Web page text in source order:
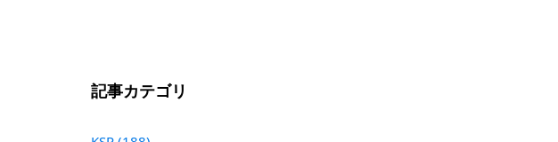
記事カテゴリ